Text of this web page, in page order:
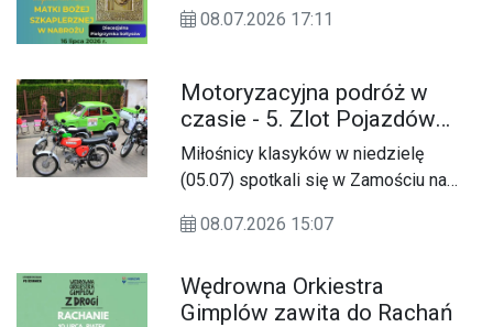
Nabrożu
08.07.2026 17:11
Motoryzacyjna podróż w
czasie - 5. Zlot Pojazdów
Zabytkowych
Miłośnicy klasyków w niedzielę
(05.07) spotkali się w Zamościu na
Zabytkowych.
08.07.2026 15:07
Wędrowna Orkiestra
Gimplów zawita do Rachań